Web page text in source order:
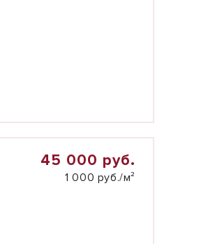
45 000 руб.
1 000 руб./м²